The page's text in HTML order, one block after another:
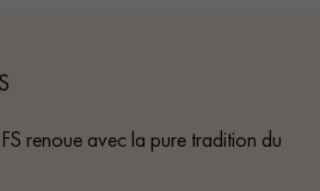
renoue avec la pure tradition du